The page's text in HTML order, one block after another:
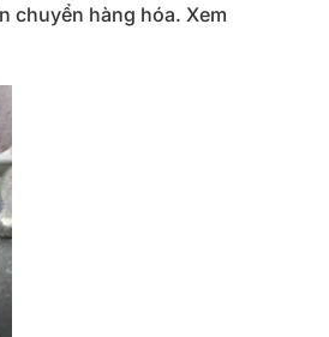
chuyển hàng hóa. Xem